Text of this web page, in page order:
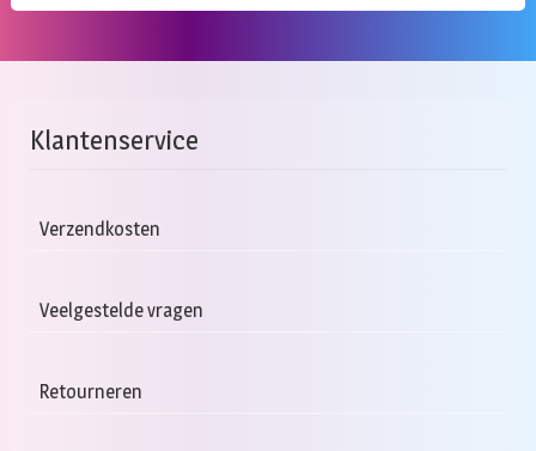
Klantenservice
Verzendkosten
Veelgestelde vragen
Retourneren